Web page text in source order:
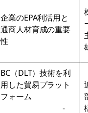
企業のEPA利活用と
通商人材育成の重要
性
BC（DLT）技術を利
用した貿易プラット
フォーム
-